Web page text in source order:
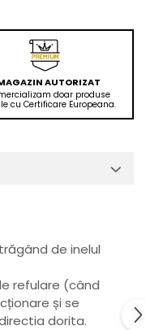
AUTORIZAT
doar produse
cu Certificare Europeana.
de inelul
refulare (când
și se
dorita.